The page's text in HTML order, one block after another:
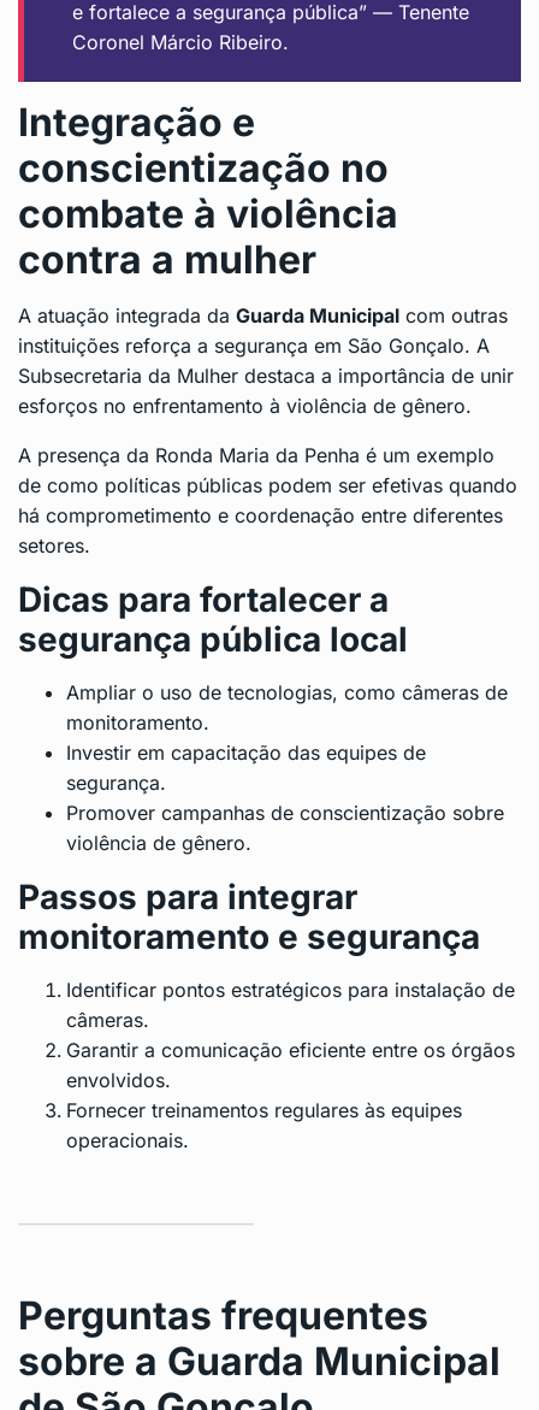
e fortalece a segurança pública” — Tenente
Coronel Márcio Ribeiro.
Integração e
conscientização no
combate à violência
contra a mulher
A atuação integrada da Guarda Municipal com outras
instituições reforça a segurança em São Gonçalo. A
Subsecretaria da Mulher destaca a importância de unir
esforços no enfrentamento à violência de gênero.
A presença da Ronda Maria da Penha é um exemplo
de como políticas públicas podem ser efetivas quando
há comprometimento e coordenação entre diferentes
setores.
Dicas para fortalecer a
segurança pública local
Ampliar o uso de tecnologias, como câmeras de
monitoramento.
Investir em capacitação das equipes de
segurança.
Promover campanhas de conscientização sobre
violência de gênero.
Passos para integrar
monitoramento e segurança
Identificar pontos estratégicos para instalação de
câmeras.
Garantir a comunicação eficiente entre os órgãos
envolvidos.
Fornecer treinamentos regulares às equipes
operacionais.
Perguntas frequentes
sobre a Guarda Municipal